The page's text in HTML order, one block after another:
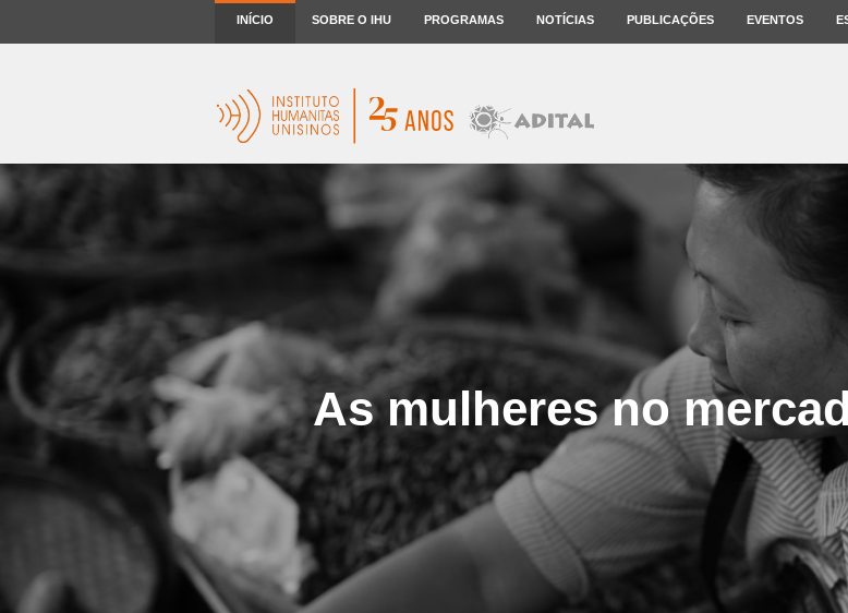
INÍCIO SOBRE O IHU PROGRAMAS NOTÍCIAS PUBLICAÇÕES EVENTOS
As mulheres no